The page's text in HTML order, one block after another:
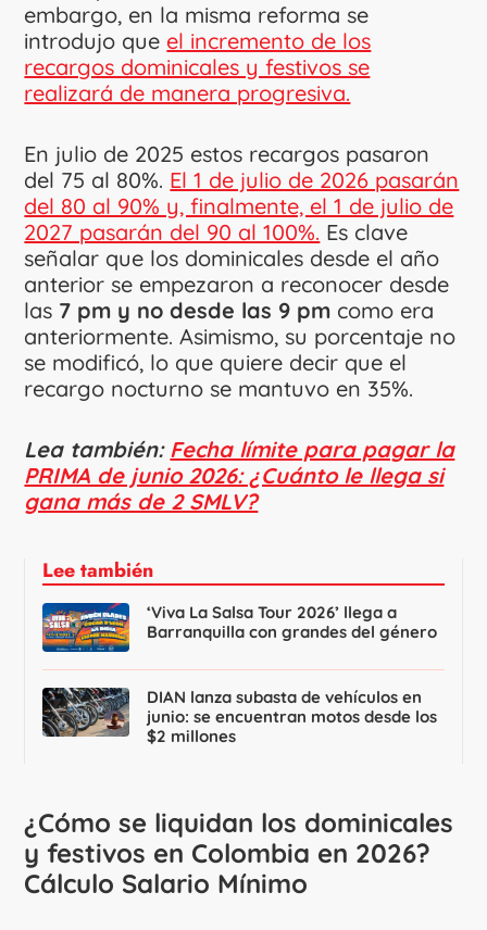
embargo, en la misma reforma se
introdujo que el incremento de los
recargos dominicales y festivos se
realizará de manera progresiva.
En julio de 2025 estos recargos pasaron
del 75 al 80%. El 1 de julio de 2026 pasarán
del 80 al 90% y, finalmente, el 1 de julio de
2027 pasarán del 90 al 100%. Es clave
señalar que los dominicales desde el año
anterior se empezaron a reconocer desde
las 7 pm y no desde las 9 pm como era
anteriormente. Asimismo, su porcentaje no
se modificó, lo que quiere decir que el
recargo nocturno se mantuvo en 35%.
Lea también: Fecha límite para pagar la
PRIMA de junio 2026: ¿Cuánto le llega si
gana más de 2 SMLV?
Lee también
‘Viva La Salsa Tour 2026’ llega a
Barranquilla con grandes del género
DIAN lanza subasta de vehículos en
junio: se encuentran motos desde los
$2 millones
¿Cómo se liquidan los dominicales
y festivos en Colombia en 2026?
Cálculo Salario Mínimo